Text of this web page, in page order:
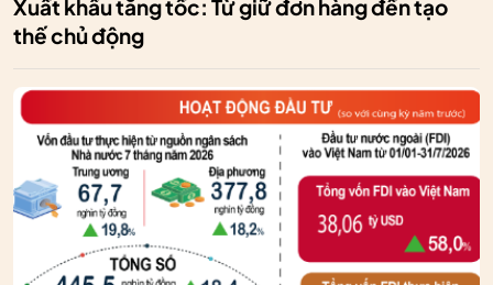
Xuất khẩu tăng tốc: Từ giữ đơn hàng đến tạo
thế chủ động